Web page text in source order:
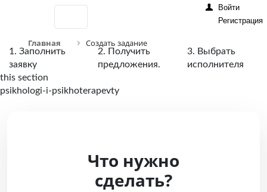
Войти
Регистрация
Главная Создать задание
1. Заполнить
заявку
2. Получить
предложения.
3. Выбрать
исполнителя
this section
psikhologi-i-psikhoterapevty
Что нужно
сделать?